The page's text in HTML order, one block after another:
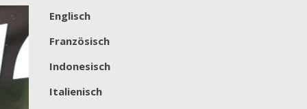
Englisch
Französisch
Indonesisch
Italienisch